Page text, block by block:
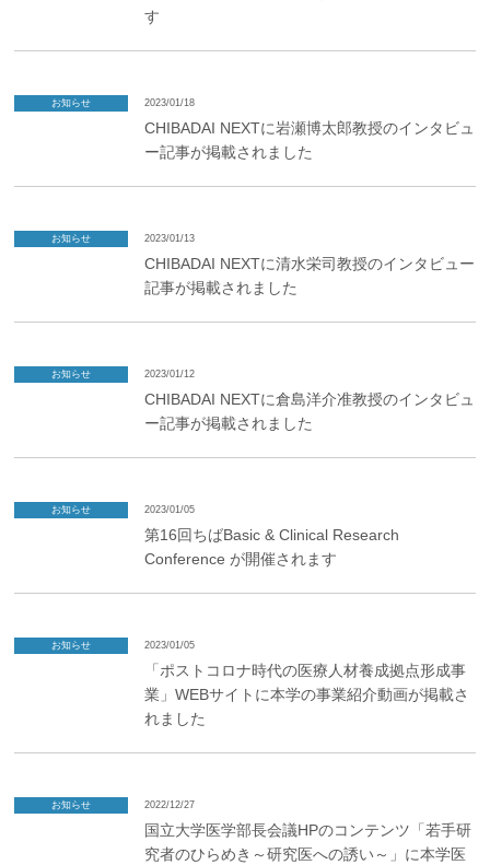
す
お知らせ 2023/01/18
CHIBADAI NEXTに岩瀬博太郎教授のインタビュ
ー記事が掲載されました
お知らせ 2023/01/13
CHIBADAI NEXTに清水栄司教授のインタビュー
記事が掲載されました
お知らせ 2023/01/12
CHIBADAI NEXTに倉島洋介准教授のインタビュ
ー記事が掲載されました
お知らせ 2023/01/05
第16回ちばBasic & Clinical Research
Conference が開催されます
お知らせ 2023/01/05
「ポストコロナ時代の医療人材養成拠点形成事
業」WEBサイトに本学の事業紹介動画が掲載さ
れました
お知らせ 2022/12/27
国立大学医学部長会議HPのコンテンツ「若手研
究者のひらめき～研究医への誘い～」に本学医